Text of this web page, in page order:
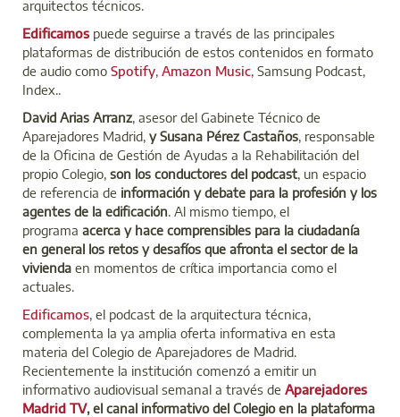
arquitectos técnicos.
Edificamos puede seguirse a través de las principales
plataformas de distribución de estos contenidos en formato
de audio como Spotify Amazon Music , Samsung Podcast,
Index..
David Arias Arranz , asesor del Gabinete Técnico de
Aparejadores Madrid, y Susana Pérez Castaños , responsable
de la Oficina de Gestión de Ayudas a la Rehabilitación del
propio Colegio, son los conductores del podcast un espacio
de referencia de información y debate para la profesión y los
agentes de la edificación . Al mismo tiempo, el
programa acerca y hace comprensibles para la ciudadanía
en general los retos y desafíos que afronta el sector de la
vivienda en momentos de crítica importancia como el
actuales.
Edificamos , el podcast de la arquitectura técnica,
complementa la ya amplia oferta informativa en esta
materia del Colegio de Aparejadores de Madrid.
Recientemente la institución comenzó a emitir un
informativo audiovisual semanal a través de Aparejadores
Madrid TV, el canal informativo del Colegio en la plataforma